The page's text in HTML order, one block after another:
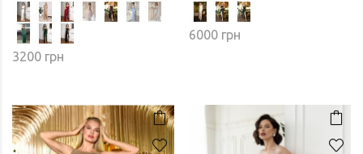
3200 грн
6000 грн